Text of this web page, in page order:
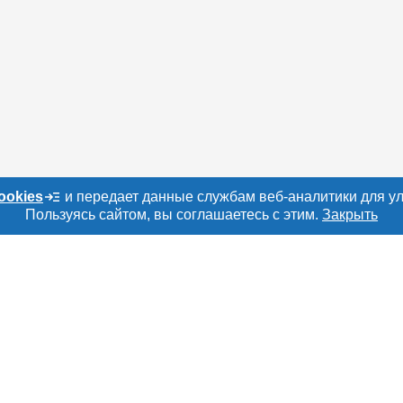
и передает данные службам веб-аналитики для
Пользуясь сайтом, вы соглашаетесь с этим. Закрыть